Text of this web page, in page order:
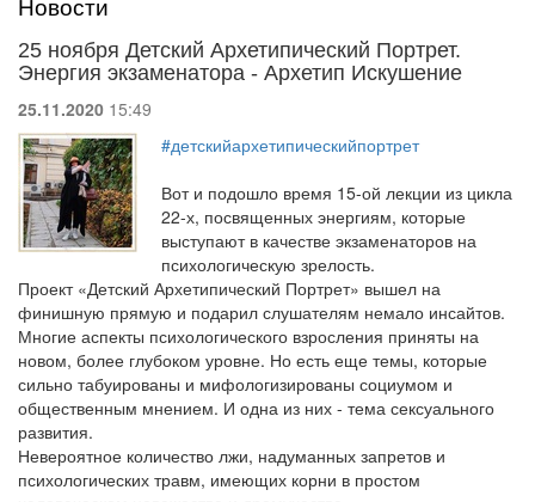
25 ноября Детский Архетипический Портрет.
Энергия экзаменатора - Архетип Искушение
25.11.2020 15:49
#детскийархетипическийпортрет
Вот и подошло время 15-ой лекции из цикла
22-х, посвященных энергиям, которые
выступают в качестве экзаменаторов на
психологическую зрелость.
Проект «Детский Архетипический Портрет» вышел на
финишную прямую и подарил слушателям немало инсайтов.
Многие аспекты психологического взросления приняты на
новом, более глубоком уровне. Но есть еще темы, которые
сильно табуированы и мифологизированы социумом и
общественным мнением. И одна из них - тема сексуального
развития.
Невероятное количество лжи, надуманных запретов и
психологических травм, имеющих корни в простом